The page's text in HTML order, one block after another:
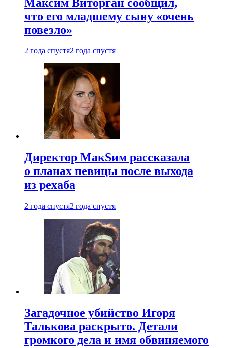
что его младшему сыну «очень
повезло»
2 года спустя2 года спустя
Директор МакSим рассказала
о планах певицы после выхода
из рехаба
2 года спустя2 года спустя
Загадочное убийство Игоря
Талькова раскрыто. Детали
громкого дела и имя обвиняемого